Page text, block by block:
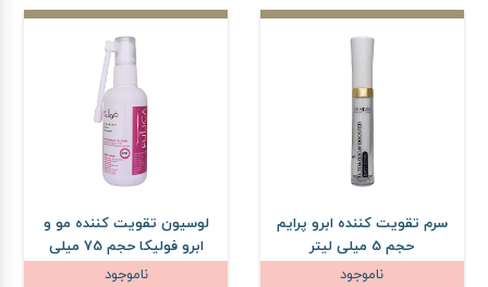
سرم تقویت کننده ابرو پرایم
حجم 5 میلی لیتر
ناموجود
لوسیون تقویت کننده مو و
ابرو فولیکا حجم 75 میلی
لیتر
ناموجود